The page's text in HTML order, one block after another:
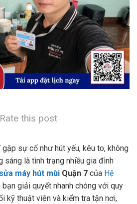
Rate this post
gặp sự cố như hút yếu, kêu to, không
sáng là tình trạng nhiều gia đình
sửa máy hút mùi Quận 7 của Hệ
bạn giải quyết nhanh chóng với quy
kỹ thuật viên và kiểm tra tận nơi,